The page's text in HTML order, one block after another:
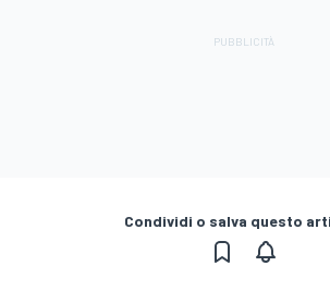
Condividi o salva questo